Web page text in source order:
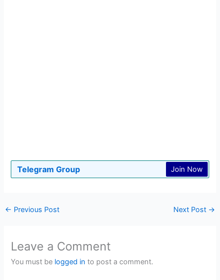
Telegram Group Join Now
← Previous Post Next Post →
Leave a Comment
You must be logged in to post a comment.